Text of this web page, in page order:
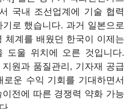
국내 조선업계에 기술 협력
로 했습니다. 과거 일본으로
체계를 배웠던 한국이 이제는
도울 위치에 오른 것입니다.
원과 품질관리, 기자재 공급
운 수익 기회를 기대하면서
전에 따른 경쟁력 약화 가능